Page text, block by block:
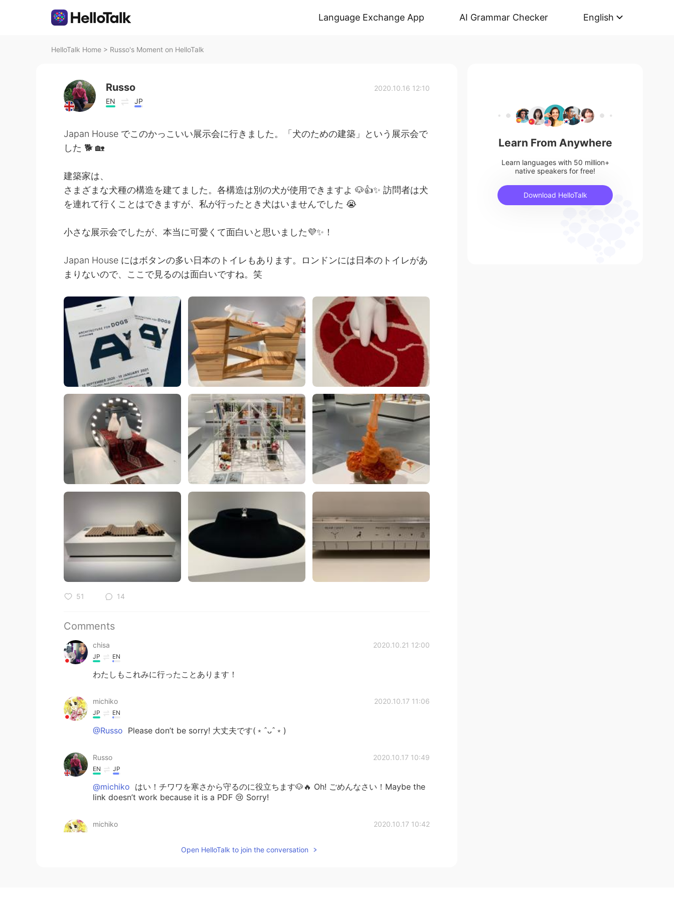
Language Exchange App AI Grammar Checker English
HelloTalk Home > Russo's Moment on HelloTalk
Russo
EN JP
2020.10.16 12:10
Japan House でこのかっこいい展示会に行きました。「犬のための建築」という展示会で
した 🐕 🏡
建築家は、
さまざまな犬種の構造を建てました。各構造は別の犬が使用できますよ 🐶👍✨ 訪問者は犬
を連れて行くことはできますが、私が行ったとき犬はいませんでした 😭
小さな展示会でしたが、本当に可愛くて面白いと思いました💜✨！
Japan House にはボタンの多い日本のトイレもあります。ロンドンには日本のトイレがあ
まりないので、ここで見るのは面白いですね。笑
51 14
Comments
chisa 2020.10.21 12:00
JP EN
わたしもこれみに行ったことあります！
michiko 2020.10.17 11:06
JP EN
@Russo Please don’t be sorry! 大丈夫です(﹡ˆᴗˆ﹡)
Russo 2020.10.17 10:49
EN JP
@michiko はい！チワワを寒さから守るのに役立ちます🐶🔥 Oh! ごめんなさい！Maybe the
link doesn’t work because it is a PDF 😢 Sorry!
michiko 2020.10.17 10:42
寒い時のためですかね？☃️ 説明は見れませんでした😢でもありがとうございます
Open HelloTalk to join the conversation
Learn From Anywhere
Learn languages with 50 million+
native speakers for free!
Download HelloTalk